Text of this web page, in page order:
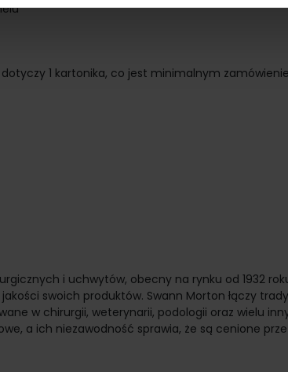
1 kartonika, co jest minimalnym
i uchwytów, obecny na rynku od 1932
swoich produktów. Swann Morton łączy
w chirurgii, weterynarii, podologii oraz wielu
a ich niezawodność sprawia, że są cenione